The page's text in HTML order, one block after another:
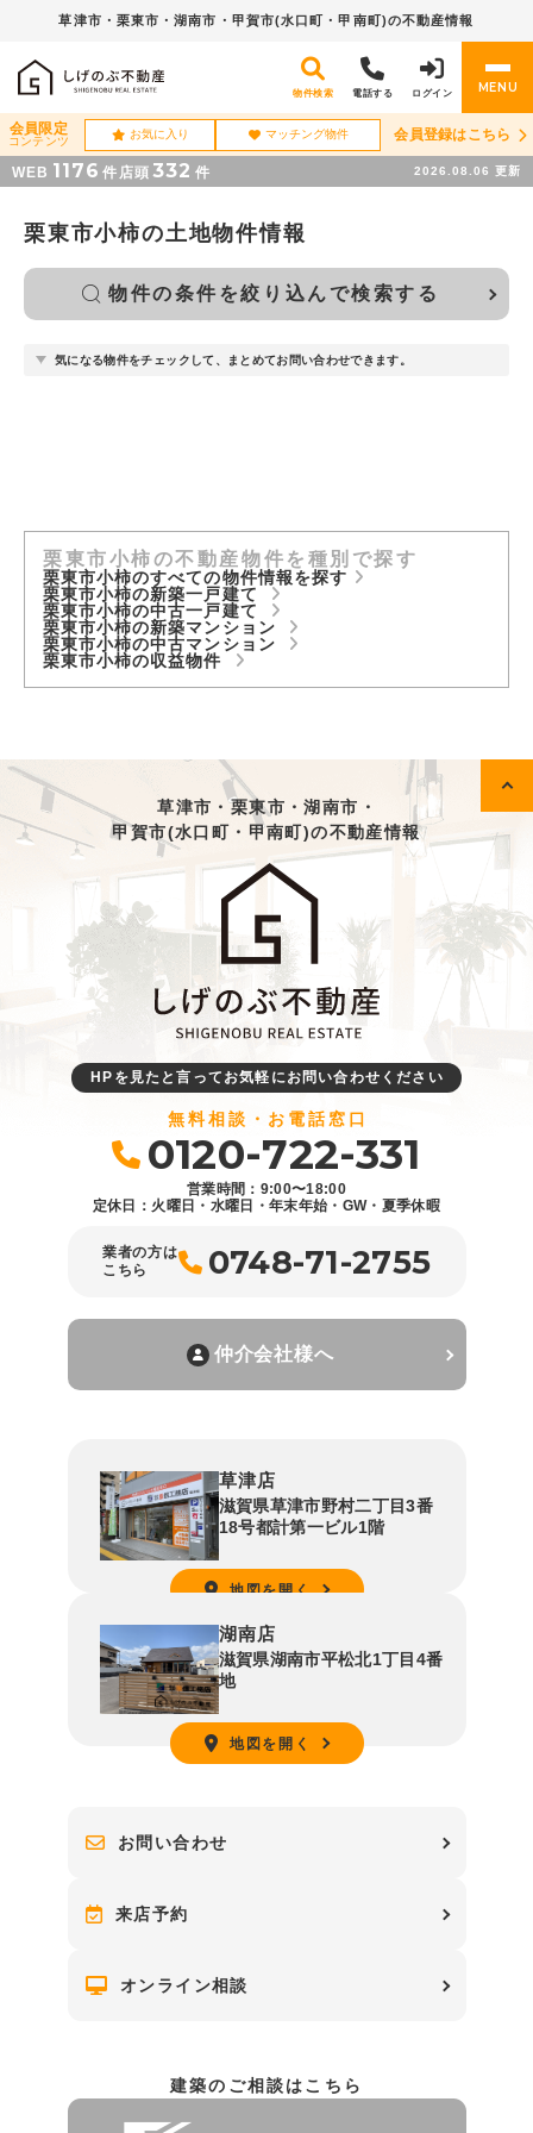
草津市・栗東市・湖南市・ 甲賀市(水口町・甲南町)の不動産情報
物件検索 電話する ログイン MENU
会員限定
コンテンツ
お気に入り マッチング物件 会員登録はこちら
WEB 1176 件 店頭 332 件 2026.08.06 更新
栗東市小柿の土地物件情報
物件の条件を絞り込んで検索する
気になる物件をチェックして、まとめてお問い合わせできます。
栗東市小柿の不動産物件を種別で探す
栗東市小柿のすべての物件情報を探す
栗東市小柿の新築一戸建て
栗東市小柿の中古一戸建て
栗東市小柿の新築マンション
栗東市小柿の中古マンション
栗東市小柿の収益物件
草津市・栗東市・湖南市・
甲賀市(水口町・甲南町)の不動産情報
HPを見たと言ってお気軽にお問い合わせください
無料相談・お電話窓口
0120-722-331
営業時間：9:00〜18:00
定休日：火曜日・水曜日・年末年始・GW・夏季休暇
業者の方は
こちら
0748-71-2755
仲介会社様へ
草津店
滋賀県草津市野村二丁目3番
18号都計第一ビル1階
地図を開く
湖南店
滋賀県湖南市平松北1丁目4番
地
地図を開く
お問い合わせ
来店予約
オンライン相談
建築のご相談はこちら